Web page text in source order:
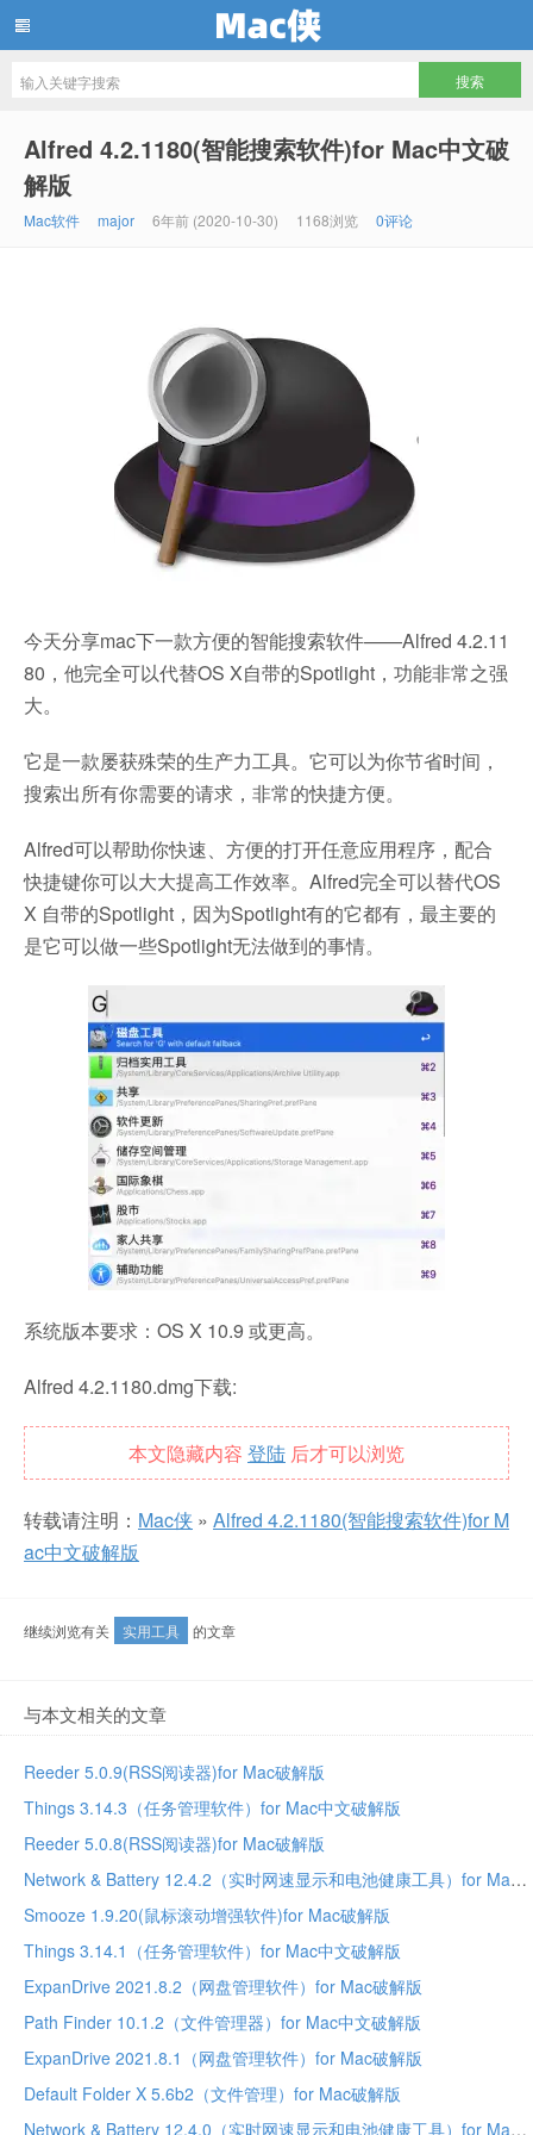
Alfred 4.2.1180(智能搜索软件)for Mac中文破
解版
Mac软件 major 6年前 (2020-10-30) 1168浏览 0评论
今天分享mac下一款方便的智能搜索软件——Alfred 4.2.11
80，他完全可以代替OS X自带的Spotlight，功能非常之强
大。
它是一款屡获殊荣的生产力工具。它可以为你节省时间，
搜索出所有你需要的请求，非常的快捷方便。
Alfred可以帮助你快速、方便的打开任意应用程序，配合
快捷键你可以大大提高工作效率。Alfred完全可以替代OS
X 自带的Spotlight，因为Spotlight有的它都有，最主要的
是它可以做一些Spotlight无法做到的事情。
系统版本要求：OS X 10.9 或更高。
Alfred 4.2.1180.dmg下载:
本文隐藏内容 登陆 后才可以浏览
转载请注明： Mac侠 » Alfred 4.2.1180(智能搜索软件)for M
ac中文破解版
继续浏览有关 实用工具 的文章
与本文相关的文章
Reeder 5.0.9(RSS阅读器)for Mac破解版
Things 3.14.3（任务管理软件）for Mac中文破解版
Reeder 5.0.8(RSS阅读器)for Mac破解版
Network & Battery 12.4.2（实时网速显示和电池健康工具）for Mac中文破解版
Smooze 1.9.20(鼠标滚动增强软件)for Mac破解版
Things 3.14.1（任务管理软件）for Mac中文破解版
ExpanDrive 2021.8.2（网盘管理软件）for Mac破解版
Path Finder 10.1.2（文件管理器）for Mac中文破解版
ExpanDrive 2021.8.1（网盘管理软件）for Mac破解版
Default Folder X 5.6b2（文件管理）for Mac破解版
Network & Battery 12.4.0（实时网速显示和电池健康工具）for Mac中文破解版